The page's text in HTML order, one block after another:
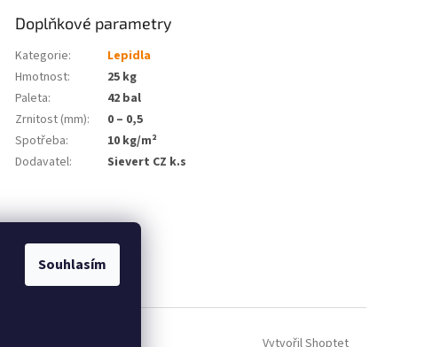
Souhlasím
Doplňkové parametry
Kategorie:
Lepidla
Hmotnost:
25 kg
Paleta:
42 bal
Zrnitost (mm):
0 – 0,5
Spotřeba:
10 kg/m²
Dodavatel: Sievert CZ k.s